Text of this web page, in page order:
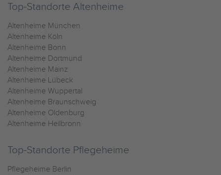
Top-Standorte Altenheime
Altenheime München
Altenheime Köln
Altenheime Bonn
Altenheime Dortmund
Altenheime Mainz
Altenheime Lübeck
Altenheime Wuppertal
Altenheime Braunschweig
Altenheime Oldenburg
Altenheime Heilbronn
Top-Standorte Pflegeheime
Pflegeheime Berlin